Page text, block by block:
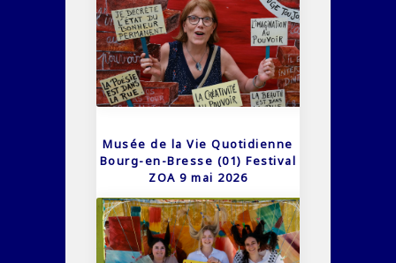
Musée de la Vie Quotidienne
Bourg-en-Bresse (01) Festival
ZOA 9 mai 2026